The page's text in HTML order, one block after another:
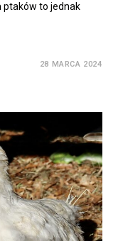
ptaków to jednak
28 MARCA 2024